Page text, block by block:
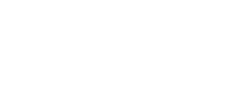
V Radencih bi 25.
bo občane s